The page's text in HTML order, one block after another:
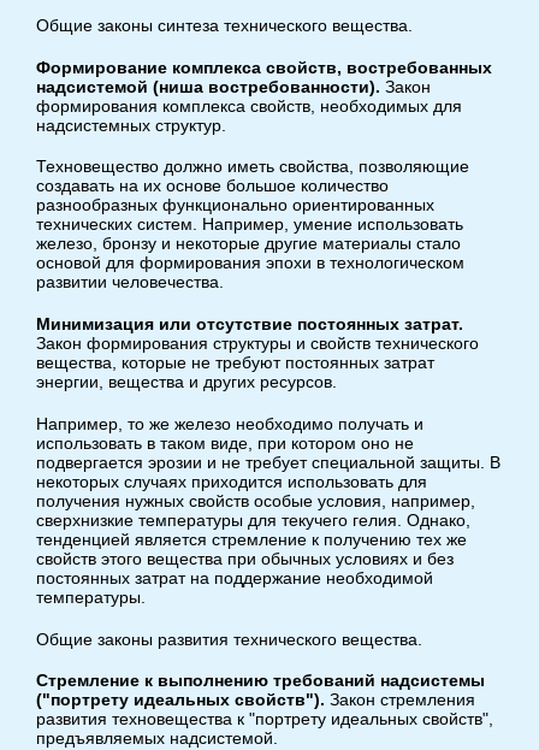
Общие законы синтеза технического вещества.
Формирование комплекса свойств, востребованных
надсистемой (ниша востребованности). Закон
формирования комплекса свойств, необходимых для
надсистемных структур.
Техновещество должно иметь свойства, позволяющие
создавать на их основе большое количество
разнообразных функционально ориентированных
технических систем. Например, умение использовать
железо, бронзу и некоторые другие материалы стало
основой для формирования эпохи в технологическом
развитии человечества.
Минимизация или отсутствие постоянных затрат.
Закон формирования структуры и свойств технического
вещества, которые не требуют постоянных затрат
энергии, вещества и других ресурсов.
Например, то же железо необходимо получать и
использовать в таком виде, при котором оно не
подвергается эрозии и не требует специальной защиты. В
некоторых случаях приходится использовать для
получения нужных свойств особые условия, например,
сверхнизкие температуры для текучего гелия. Однако,
тенденцией является стремление к получению тех же
свойств этого вещества при обычных условиях и без
постоянных затрат на поддержание необходимой
температуры.
Общие законы развития технического вещества.
Стремление к выполнению требований надсистемы
("портрету идеальных свойств"). Закон стремления
развития техновещества к "портрету идеальных свойств",
предъявляемых надсистемой.